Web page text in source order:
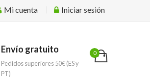
Mi cuenta Iniciar sesión
0
Envío gratuito
Pedidos superiores 50€ (ES y
PT)